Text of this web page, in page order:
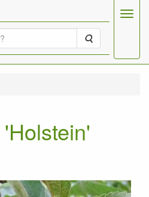
Zoeken
Menu